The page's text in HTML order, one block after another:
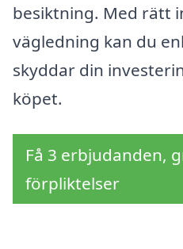
besiktning. Med rätt
vägledning kan du
skyddar din
köpet.
Få 3 erbjudanden,
förpliktelser